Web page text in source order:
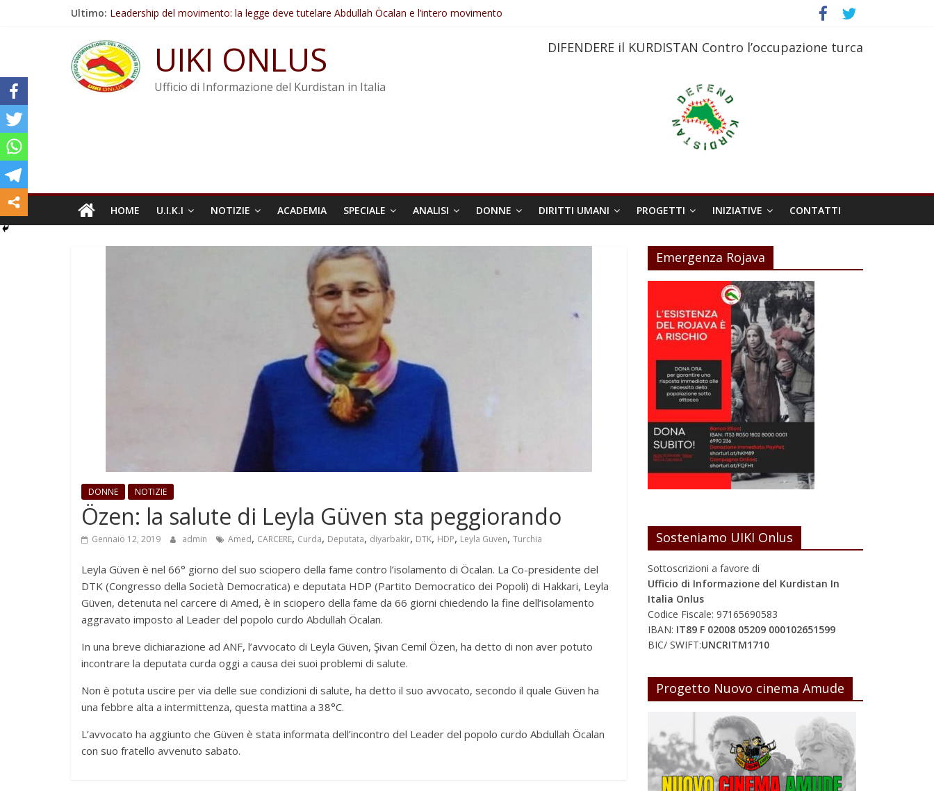
Ultimo: Leadership del movimento: la legge deve tutelare Abdullah Öcalan e l’intero movimento
Non tenere conto della situazione di Rêber Apo ostacolerebbe l’attuazione della legge
Il KNK chiede un’azione internazionale contro i crimini di guerra dell’Iran
Abdullah Öcalan: Le legge negativa deve essere trasformata in legge positiva
UIKI ONLUS
Ufficio di Informazione del Kurdistan in Italia
DIFENDERE il KURDISTAN Contro l’occupazione turca
HOME U.I.K.I NOTIZIE ACADEMIA SPECIALE ANALISI DONNE DIRITTI UMANI PROGETTI INIZIATIVE CONTATTI
DONNE NOTIZIE
Özen: la salute di Leyla Güven sta peggiorando
Gennaio 12, 2019 admin Amed, CARCERE, Curda, Deputata, diyarbakir, DTK, HDP, Leyla Guven, Turchia
Leyla Güven è nel 66° giorno del suo sciopero della fame contro l’isolamento di Öcalan. La Co-presidente del
DTK (Congresso della Società Democratica) e deputata HDP (Partito Democratico dei Popoli) di Hakkari, Leyla
Güven, detenuta nel carcere di Amed, è in sciopero della fame da 66 giorni chiedendo la fine dell’isolamento
aggravato imposto al Leader del popolo curdo Abdullah Öcalan.
In una breve dichiarazione ad ANF, l’avvocato di Leyla Güven, Şivan Cemil Özen, ha detto di non aver potuto
incontrare la deputata curda oggi a causa dei suoi problemi di salute.
Non è potuta uscire per via delle sue condizioni di salute, ha detto il suo avvocato, secondo il quale Güven ha
una febbre alta a intermittenza, questa mattina a 38°C.
L’avvocato ha aggiunto che Güven è stata informata dell’incontro del Leader del popolo curdo Abdullah Öcalan
con suo fratello avvenuto sabato.
Emergenza Rojava
Sosteniamo UIKI Onlus
Sottoscrizioni a favore di
Ufficio di Informazione del Kurdistan In
Italia Onlus
Codice Fiscale: 97165690583
IBAN: IT89 F 02008 05209 000102651599
BIC/ SWIFT:UNCRITM1710
Progetto Nuovo cinema Amude